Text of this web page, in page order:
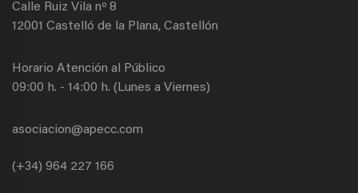
Calle Ruiz Vila nº 8
12001 Castelló de la Plana, Castellón
Horario Atención al Público
09:00 h. - 14:00 h. (Lunes a Viernes)
asociacion@apecc.com
(+34) 964 227 166